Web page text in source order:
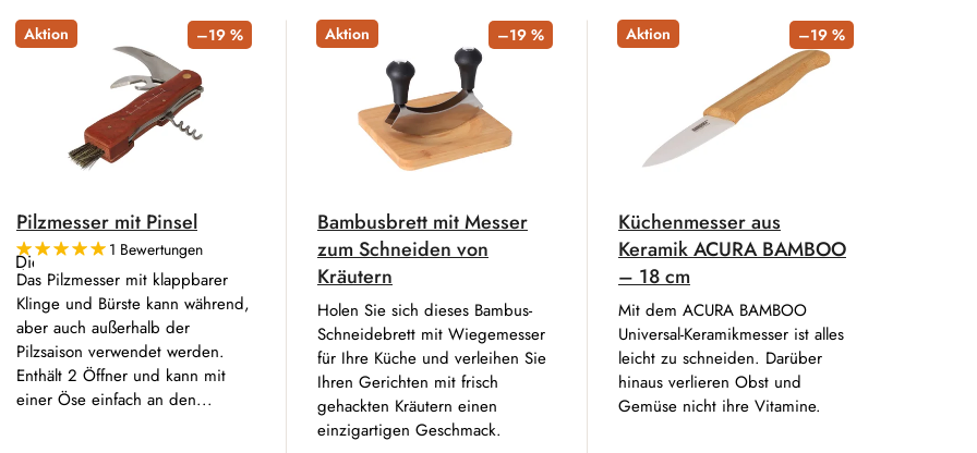
Aktion –19 %
Pilzmesser mit Pinsel
Die
durchschnittliche
Produktbewertung
ist
5,0
von
5
Sternen.
1 Bewertungen
Das Pilzmesser mit klappbarer
Klinge und Bürste kann während,
aber auch außerhalb der
Pilzsaison verwendet werden.
Enthält 2 Öffner und kann mit
einer Öse einfach an den...
Aktion –19 %
Bambusbrett mit Messer
zum Schneiden von
Kräutern
Holen Sie sich dieses Bambus-
Schneidebrett mit Wiegemesser
für Ihre Küche und verleihen Sie
Ihren Gerichten mit frisch
gehackten Kräutern einen
einzigartigen Geschmack.
Aktion –19 %
Küchenmesser aus
Keramik ACURA BAMBOO
– 18 cm
Mit dem ACURA BAMBOO
Universal-Keramikmesser ist alles
leicht zu schneiden. Darüber
hinaus verlieren Obst und
Gemüse nicht ihre Vitamine.